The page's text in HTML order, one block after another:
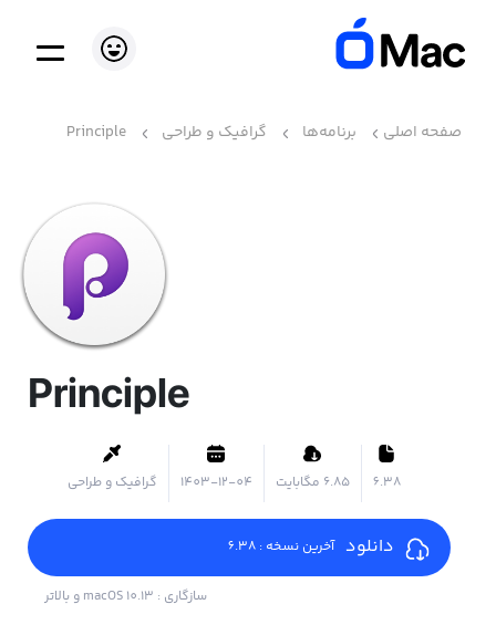
صفحه اصلی برنامه‌ها گرافیک و طراحی Principle
Principle
6.38 ۶.۸۵ مگابایت 1403-12-04 گرافیک و طراحی
دانلود آخرین نسخه : 6.38
سازگاری : macOS 10.13 و بالاتر